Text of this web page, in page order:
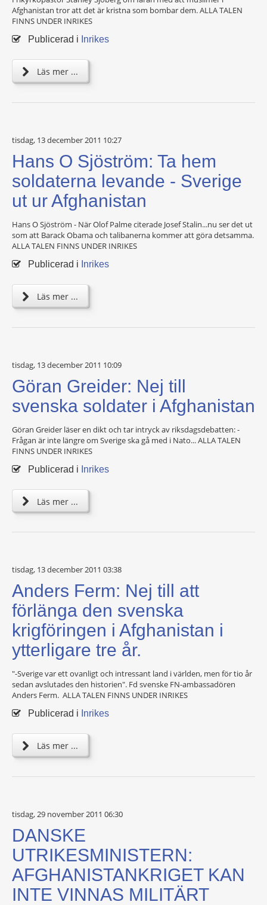
Afghanistan tror att det är kristna som bombar dem. ALLA TALEN
FINNS UNDER INRIKES
Publicerad i Inrikes
Läs mer ...
tisdag, 13 december 2011 10:27
Hans O Sjöström: Ta hem
soldaterna levande - Sverige
ut ur Afghanistan
Hans O Sjöström - När Olof Palme citerade Josef Stalin...nu ser det ut
som att Barack Obama och talibanerna kommer att göra detsamma.
ALLA TALEN FINNS UNDER INRIKES
Publicerad i Inrikes
Läs mer ...
tisdag, 13 december 2011 10:09
Göran Greider: Nej till
svenska soldater i Afghanistan
Göran Greider läser en dikt och tar intryck av riksdagsdebatten: -
Frågan är inte längre om Sverige ska gå med i Nato... ALLA TALEN
FINNS UNDER INRIKES
Publicerad i Inrikes
Läs mer ...
tisdag, 13 december 2011 03:38
Anders Ferm: Nej till att
förlänga den svenska
krigföringen i Afghanistan i
ytterligare tre år.
"-Sverige var ett ovanligt och intressant land i världen, men för tio år
sedan avslutades den historien". Fd svenske FN-ambassadören
Anders Ferm. ALLA TALEN FINNS UNDER INRIKES
Publicerad i Inrikes
Läs mer ...
tisdag, 29 november 2011 06:30
DANSKE
UTRIKESMINISTERN:
AFGHANISTANKRIGET KAN
INTE VINNAS MILITÄRT